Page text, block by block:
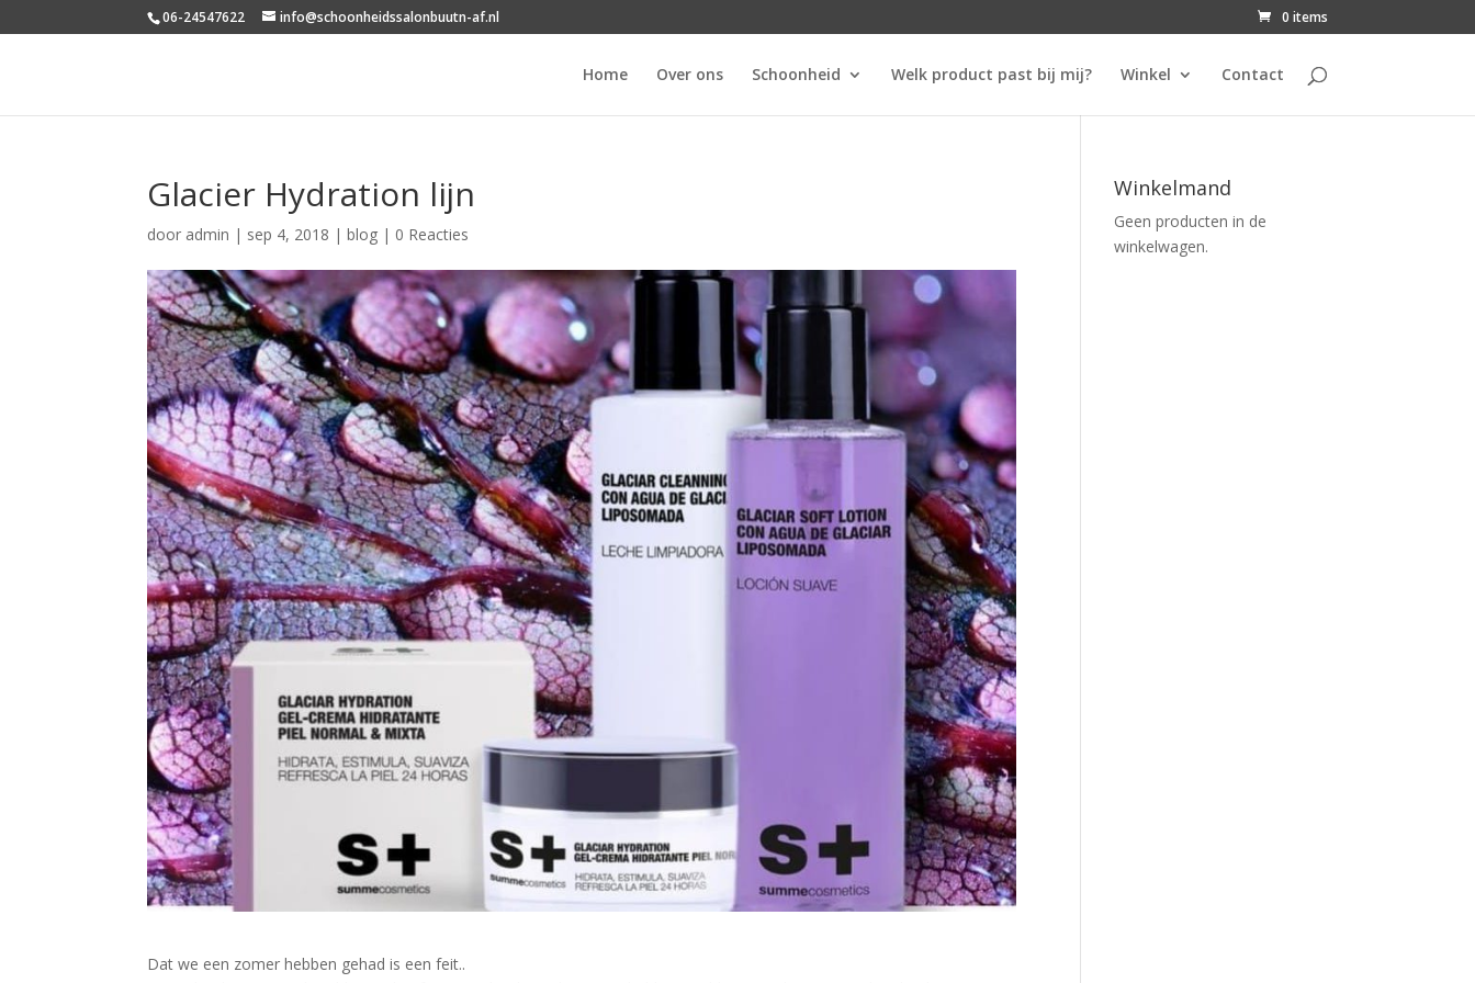
06-24547622 info@schoonheidssalonbuutn-af.nl 0 items
Home Over ons Schoonheid Welk product past bij mij? Winkel Contact
Glacier Hydration lijn
door admin | sep 4, 2018 |blog | 0 Reacties
Dat we een zomer hebben gehad is een feit..
Winkelmand
Geen producten in de
winkelwagen.